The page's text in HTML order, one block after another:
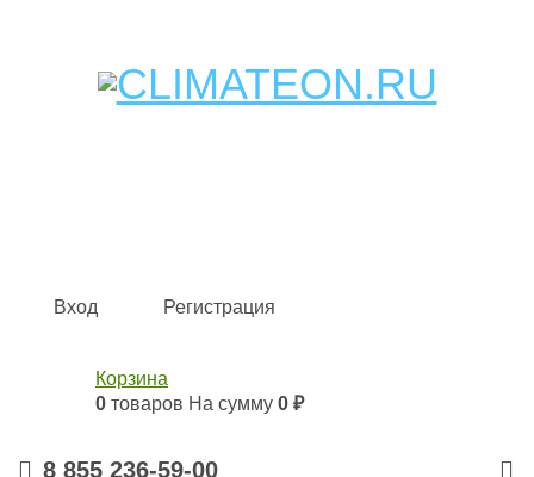
Кондиционеры и сплит-системы, газовые котлы,
Вход Регистрация
Корзина
0 товаров На сумму 0 ₽
8 855 236-59-00